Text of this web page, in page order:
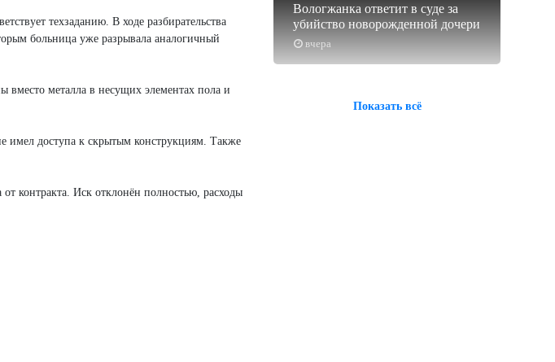
техзаданию. В ходе разбирательства
больница уже разрывала аналогичный
вместо металла в несущих элементах пола и
имел доступа к скрытым конструкциям. Также
контракта. Иск отклонён полностью, расходы
вчера
Вологжанка ответит в суде за
убийство новорожденной дочери
Показать всё